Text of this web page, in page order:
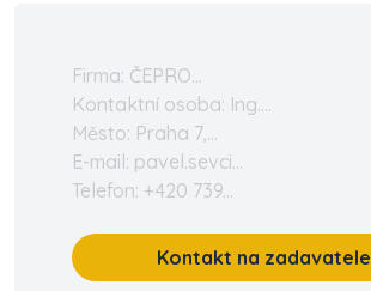
Firma: ČEPRO...
Kontaktní osoba: Ing....
Město: Praha 7,...
E-mail: pavel.sevci...
Telefon: +420 739...
Kontakt na zadavatele